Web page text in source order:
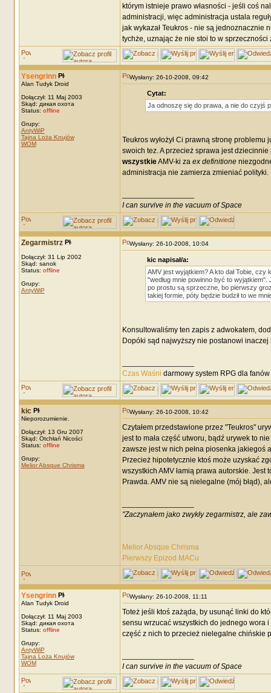
którym istnieje prawo własności - jeśli coś
administracji, więc administracja ustala
jak wykazał Teukros - nie są jednoznacznie
tychże, uznając że nie stoi to w
Ysengrinn
Alan Tudyk Droid
Dołączył: 11 Maj 2003
Skąd: дикая охота
Status: offline
Grupy:
AntyWiP
Tajna Loża Knujów
WOM
Wysłany: 26-10-2008, 09:42
Cytat:
Ja odnoszę się do prawa, a nie do czyjś
Teukros wyłożył Ci prawną stronę
swoich tez. A przecież sprawa jest
wszystkieAMV-ki za ex definitione
administracja nie zamierza zmieniać polityki.
I can survive in the vacuum of Space
Zegarmistrz
Dołączył: 31 Lip 2002
Skąd: sanok
Status: offline
Grupy:
AntyWiP
Wysłany: 26-10-2008, 10:04
kic napisał/a:
AMV jest wyjątkiem? A kto dał Tobie,
"według mnie powinno być to
po prostu są sprzeczne, bo pierwszy
takiej formie, póty będzie budził to we
Konsultowaliśmy ten zapis z adwokatem,
Dopóki sąd najwyższy nie postanowi inaczej
Czas Waśni darmowy system RPG dla
kic
Nieporozumienie.
Dołączył: 13 Gru 2007
Skąd: Otchłań Nicości
Status: offline
Grupy:
Melior Absque Chrisma
Wysłany: 26-10-2008, 10:42
Czytałem przedstawione przez "Teukros"
jest to mała część utworu, bądź urywek to
zawsze jest w nich pełna piosenka jakiegoś
Przecież hipotetycznie ktoś może uzyskać
wszystkich AMV łamią prawa autorskie.
Prawda. AMV nie są nielegalne (mój błąd),
"Zaczynałem jako zwykły zegarmistrz, ale
Melior Absque Chrisma
Pierwszy Epizod MACu
Ysengrinn
Alan Tudyk Droid
Dołączył: 11 Maj 2003
Skąd: дикая охота
Status: offline
Grupy:
AntyWiP
Tajna Loża Knujów
WOM
Wysłany: 26-10-2008, 11:11
Toteż jeśli ktoś zażąda, by usunąć linki do
sensu wrzucać wszystkich do jednego wora
część z nich to przecież nielegalne chińskie
I can survive in the vacuum of Space